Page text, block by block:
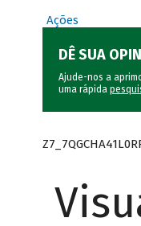
Ações
DÊ SUA
Ajude-nos a
uma rápida